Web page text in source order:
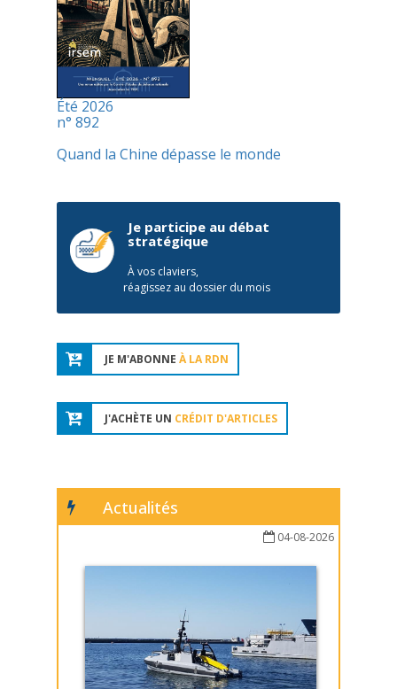
Été 2026
n° 892
Quand la Chine dépasse le monde
Je participe au débat
stratégique
À vos claviers,
réagissez au dossier du mois
JE M'ABONNE À LA RDN
J'ACHÈTE UN CRÉDIT D'ARTICLES
Actualités
04-08-2026